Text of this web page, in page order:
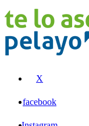
X
facebook